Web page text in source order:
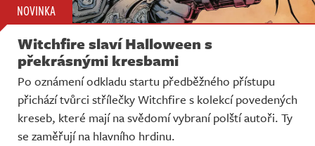
NOVINKA
Witchfire slaví Halloween s
překrásnými kresbami
Po oznámení odkladu startu předběžného přístupu
přichází tvůrci střílečky Witchfire s kolekcí povedených
kreseb, které mají na svědomí vybraní polští autoři. Ty
se zaměřují na hlavního hrdinu.